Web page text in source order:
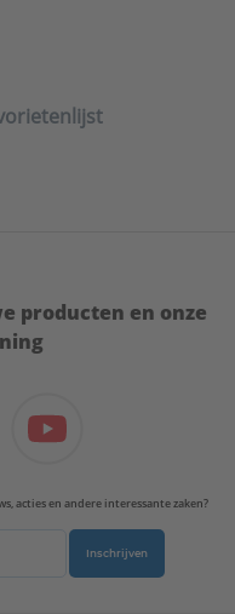
producten en onze
acties en andere interessante zaken?
Inschrijven